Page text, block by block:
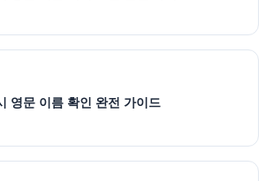
영문 이름 확인 완전 가이드